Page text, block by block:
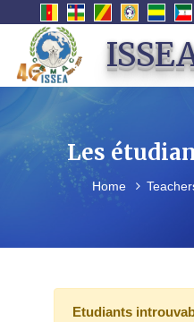
Les
Home
Etudiants